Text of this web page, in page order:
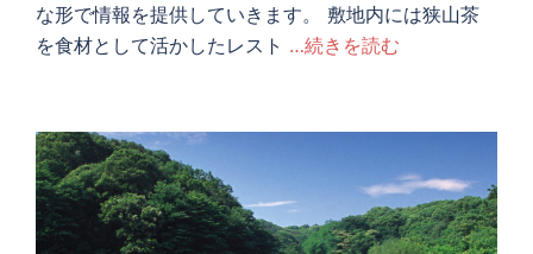
な形で情報を提供していきます。 敷地内には狭山茶
を食材として活かしたレスト …続きを読む